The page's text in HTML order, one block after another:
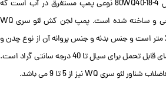
پمپ لجن کش لئو 24 متری مدل 80WQ40-18-4 نوعی پمپ مستغرق در آب است که
بیشتر برای آب های کثیف طراحی و ساخته شده است. پمپ لجن کش لئو سری WQ
دارای حداکثر عمق غوطه وری 24 متر است و جنس بدنه و جنس پروانه آن از نوع چدن و
با مقامت بالایی است. حداکثر دمای قابل تحمل برای سیال تا 40 درجه سانتی گراد است.